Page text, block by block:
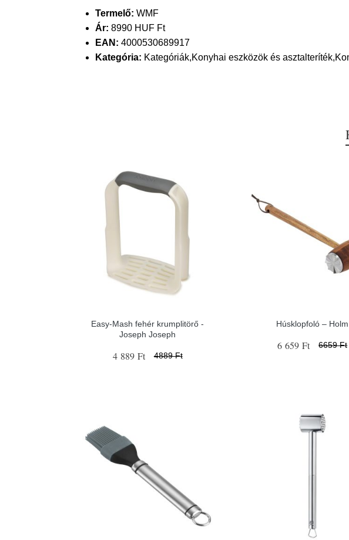
Termelő: WMF
Ár: 8990 HUF Ft
EAN: 4000530689917
Kategória: Kategóriák,Konyhai eszközök és
Easy-Mash fehér krumplitörő -
Joseph Joseph
4 889 Ft 4889 Ft
Húsklopfoló – Holm
6 659 Ft 6659 Ft